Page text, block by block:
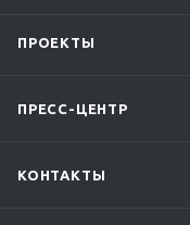
ПРОЕКТЫ
ПРЕСС-ЦЕНТР
КОНТАКТЫ